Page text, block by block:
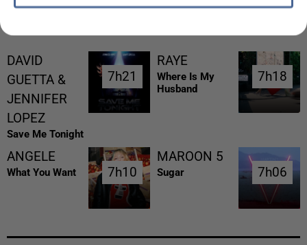
DAVID
GUETTA &
JENNIFER
LOPEZ
Save Me Tonight
7h21
7h21
RAYE
Where Is My
Husband
7h18
7h18
ANGELE
What You Want 7h10
7h10
MAROON 5
Sugar 7h06
7h06